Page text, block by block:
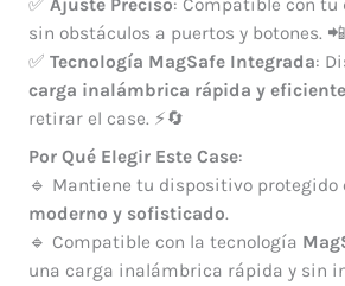
✅ Ajuste Preciso: Compatible con
sin obstáculos a puertos y botones. 📲
✅ Tecnología MagSafe Integrada:
carga inalámbrica rápida y eficiente
retirar el case. ⚡🔄
Por Qué Elegir Este Case:
🔹 Mantiene tu dispositivo protegido
moderno y sofisticado.
🔹 Compatible con la tecnología
una carga inalámbrica rápida y sin